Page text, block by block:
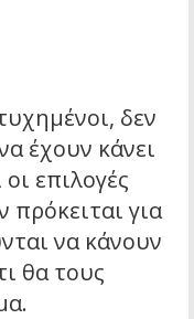
δεν
έχουν κάνει
επιλογές
πρόκειται για
να κάνουν
θα τους